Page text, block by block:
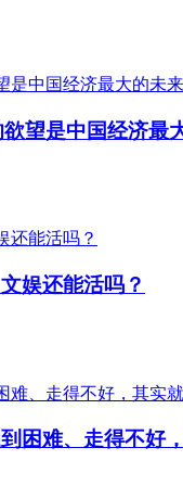
望是中国经济最
娱还能活吗？
困难、走得不好